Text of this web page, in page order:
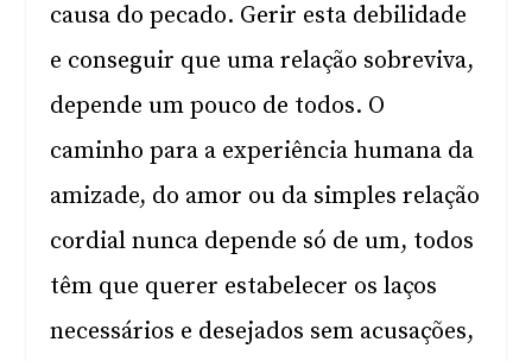
causa do pecado. Gerir esta debilidade
e conseguir que uma relação sobreviva,
depende um pouco de todos. O
caminho para a experiência humana da
amizade, do amor ou da simples relação
cordial nunca depende só de um, todos
têm que querer estabelecer os laços
necessários e desejados sem acusações,